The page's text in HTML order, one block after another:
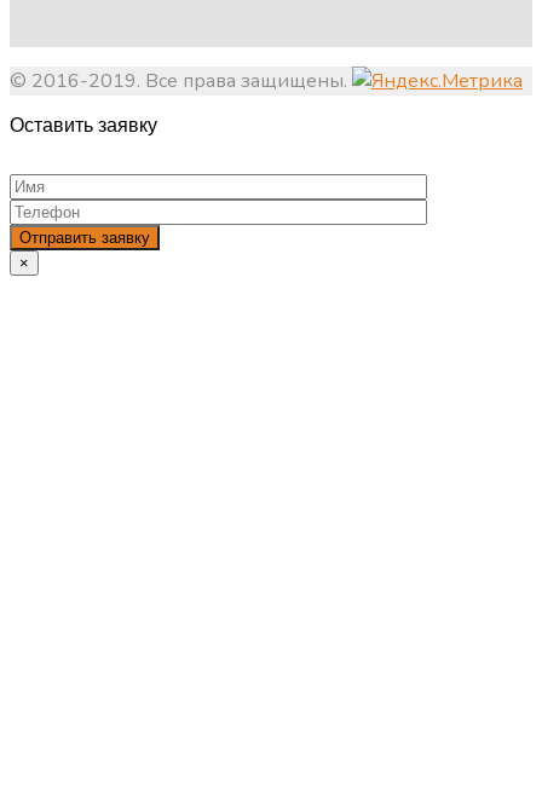
© 2016-2019. Все права защищены.
Оставить заявку
×